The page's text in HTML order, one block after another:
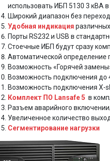
использовать ИБП 5130 3 кВА
Широкий диапазон без
Удобная индикация
Порты RS232 и USB в
Стоечные ИБП будут сразу
Автоматической
Возможность «Горячей
Возможность подключения до
Возможность подключения X-
Комплект ПО Lansafe 5 в
Разъем аварийного
Увеличенное количество
Сегментирование нагрузки